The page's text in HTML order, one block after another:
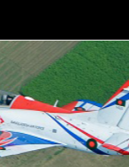
এক্সারসাইজ